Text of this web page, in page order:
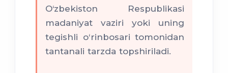
O‘zbekiston Respublikasi
madaniyat vaziri yoki uning
tegishli o‘rinbosari tomonidan
tantanali tarzda topshiriladi.